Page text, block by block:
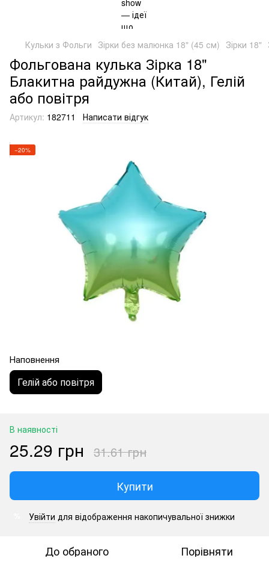
Кульки з Фольги Зірки без малюнка 18" (45 см) Зірки 18"
Фольгована кулька Зірка 18"
Блакитна райдужна (Китай), Гелій
або повітря
Артикул: 182711 Написати відгук
−20%
Наповнення
Гелій або повітря
В наявності
25.29 грн 31.61 грн
Купити
Увійти для відображення накопичувальної знижки
До обраного Порівняти